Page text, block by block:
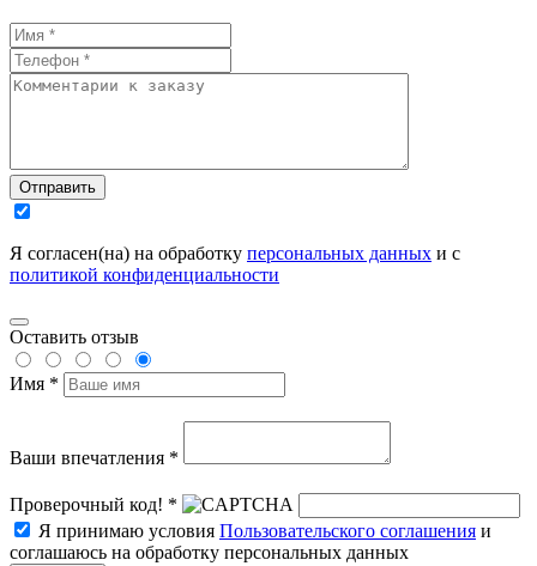
Отправить
Я согласен(на) на обработку персональных данных и с
политикой конфиденциальности
Оставить отзыв
Имя *
Ваши впечатления *
Проверочный код! *
Я принимаю условия Пользовательского соглашения и
соглашаюсь на обработку персональных данных